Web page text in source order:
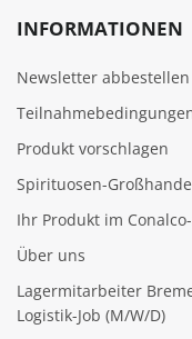
INFORMATIONEN
Newsletter abbestellen
Produkt vorschlagen
Spirituosen-
Ihr Produkt im
Über uns
Lagermitarbeiter
Logistik-Job (M/W/D)